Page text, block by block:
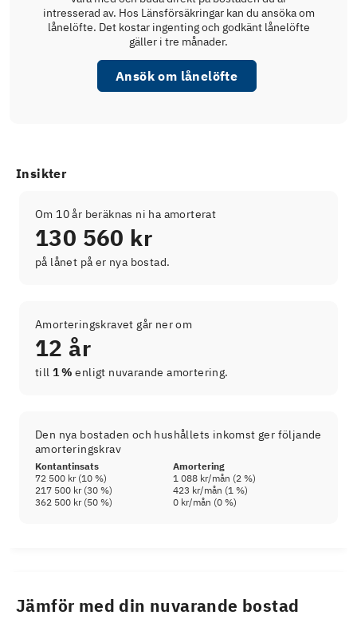
intresserad av. Hos Länsförsäkringar kan du ansöka om
lånelöfte. Det kostar ingenting och godkänt lånelöfte
gäller i tre månader.
Ansök om lånelöfte
Insikter
Om 10 år beräknas ni ha amorterat
130 560 kr
på lånet på er nya bostad.
Amorteringskravet går ner om
12 år
till 1 % enligt nuvarande amortering.
Den nya bostaden och hushållets inkomst ger följande
amorteringskrav
Kontantinsats
Amortering
72 500 kr(10 %) 1 088 kr/mån (2 %)
217 500 kr(30 %) 423 kr/mån (1 %)
362 500 kr(50 %) 0 kr/mån (0 %)
Jämför med din nuvarande bostad